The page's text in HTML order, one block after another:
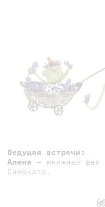
Ведущая встречи:
Алена — книжная фея
Самоката.